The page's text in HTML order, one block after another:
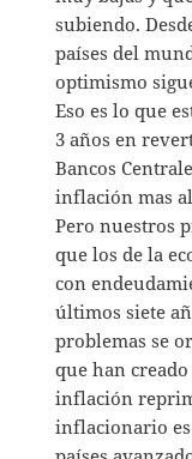
subiendo.
países del
optimismo
Eso es lo que
3 años en
Bancos
inflación mas
Pero nuestros
que los de la
con
últimos siete
problemas se
que han
inflación
inflacionario es